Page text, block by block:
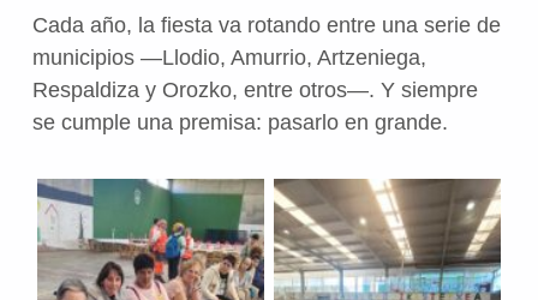
Cada año, la fiesta va rotando entre una serie de
municipios —Llodio, Amurrio, Artzeniega,
Respaldiza y Orozko, entre otros—. Y siempre
se cumple una premisa: pasarlo en grande.